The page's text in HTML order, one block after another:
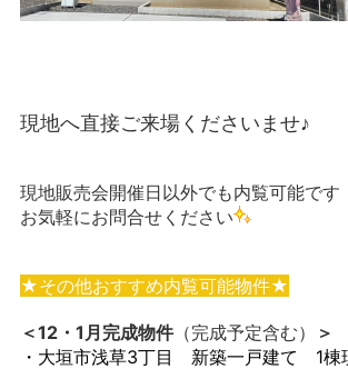
現地へ直接ご来場くださいませ♪
現地販売会開催日以外でも内覧可能です
お気軽にお問合せください
★その他おすすめ内覧可能物件★
＜12・1月完成物件（完成予定含む）
＞
・大垣市浅草3丁目 新築一戸建て 1棟